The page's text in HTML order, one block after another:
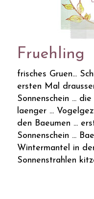
Fruehling
frisches Gruen...
ersten Mal
Sonnenschein ...
laenger ...
den Baeumen ...
Sonnenschein ...
Wintermantel in
Sonnenstrahlen